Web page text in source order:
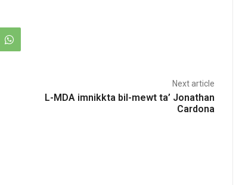
Next article
L-MDA imnikkta bil-mewt ta’ Jonathan
Cardona